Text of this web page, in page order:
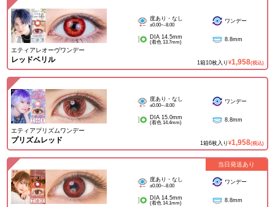
エティアレオーヴワンデー
レッドベリル
度あり・なし
±0.00~-8.00
ワンデー
DIA 14.5mm
(着色 13.7mm) 8.8mm
1箱10枚入り ¥1,958(税込)
エティアプリズムワンデー
プリズムレッド
度あり・なし
±0.00~-8.00
ワンデー
DIA 15.0mm
(着色 14.4mm) 8.8mm
1箱6枚入り ¥1,958(税込)
度あり・なし
±0.00~-8.00
ワンデー
DIA 14.5mm
(着色 14.1mm) 8.8mm
当日発送あり